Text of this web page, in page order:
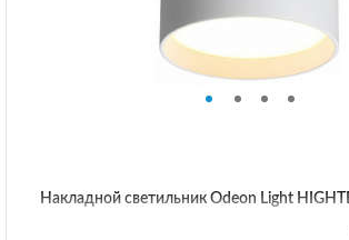
Накладной светильник Odeon Light